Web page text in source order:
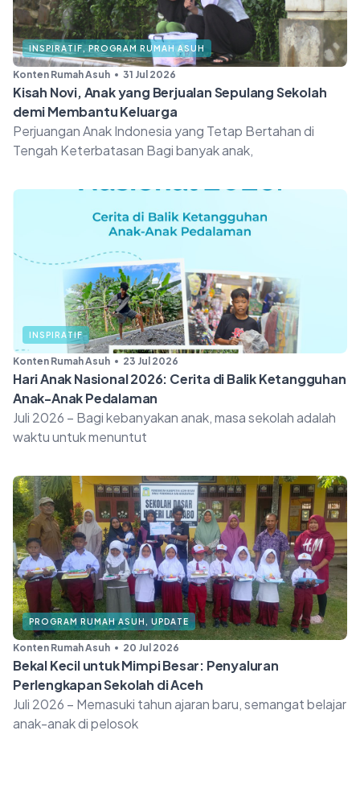
INSPIRATIF,PROGRAM RUMAH ASUH
Konten Rumah Asuh 31 Jul 2026
Kisah Novi, Anak yang Berjualan Sepulang Sekolah
demi Membantu Keluarga
Perjuangan Anak Indonesia yang Tetap Bertahan di
Tengah Keterbatasan Bagi banyak anak,
INSPIRATIF
Konten Rumah Asuh 23 Jul 2026
Hari Anak Nasional 2026: Cerita di Balik Ketangguhan
Anak-Anak Pedalaman
Juli 2026 – Bagi kebanyakan anak, masa sekolah adalah
waktu untuk menuntut
PROGRAM RUMAH ASUH , UPDATE
Konten Rumah Asuh 20 Jul 2026
Bekal Kecil untuk Mimpi Besar: Penyaluran
Perlengkapan Sekolah di Aceh
Juli 2026 – Memasuki tahun ajaran baru, semangat belajar
anak-anak di pelosok